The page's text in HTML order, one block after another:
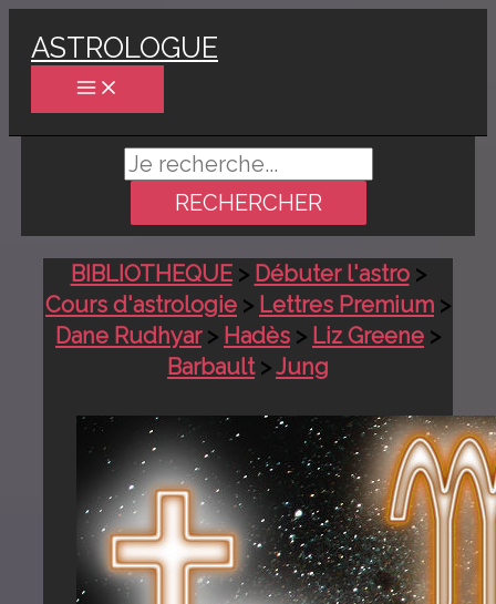
au
contenu
ASTROLOGUE
Rechercher :
BIBLIOTHEQUE> Débuter l'astro>
Cours d'astrologie > Lettres Premium >
Dane Rudhyar> Hadès > Liz Greene >
Barbault>Jung